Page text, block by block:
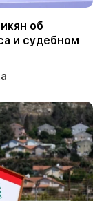
об
и судебном